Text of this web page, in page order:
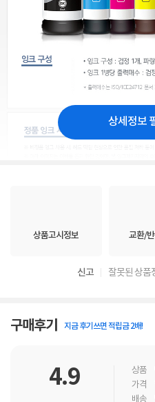
상세정보
상품고시정보 교환/
신고 잘못된 상품
구매후기 지금 후기쓰면 적립금 2배!
4.9 상품
가격
배송